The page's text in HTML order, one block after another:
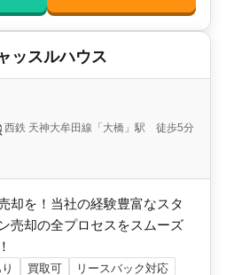
専有面積:67㎡
スッスルハウス
西鉄 天神大牟田線「大橋」駅 徒歩5分
却を！当社の経験豊富なスタ
売却の全プロセスをスムーズ
買取可 リースバック対応